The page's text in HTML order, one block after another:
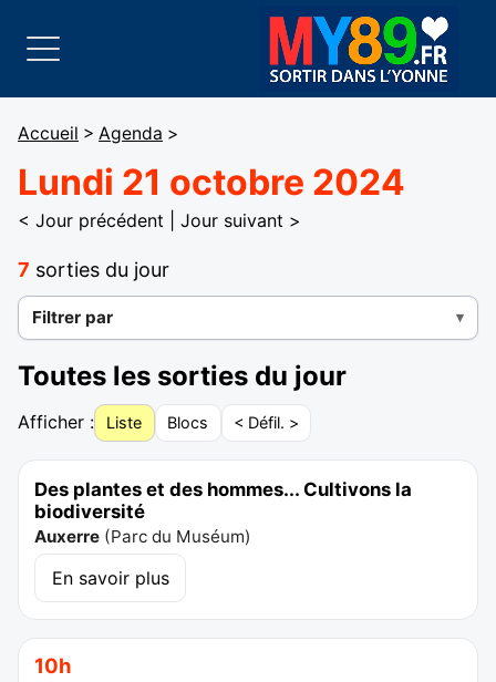
Accueil > Agenda >
Lundi 21 octobre 2024
< Jour précédent Jour suivant >
7 sorties du jour
Filtrer par
Toutes les sorties du jour
Afficher : Liste Blocs < Défil. >
Des plantes et des hommes... Cultivons la
biodiversité
Auxerre (Parc du Muséum)
En savoir plus
10h